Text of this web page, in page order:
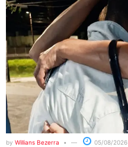
by Willians Bezerra 05/08/2026